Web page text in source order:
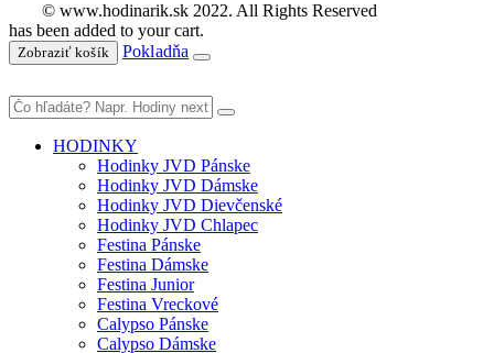
© www.hodinarik.sk 2022. All Rights Reserved
has been added to your cart.
Zobraziť košík Pokladňa
HODINKY
Hodinky JVD Pánske
Hodinky JVD Dámske
Hodinky JVD Dievčenské
Hodinky JVD Chlapec
Festina Pánske
Festina Dámske
Festina Junior
Festina Vreckové
Calypso Pánske
Calypso Dámske